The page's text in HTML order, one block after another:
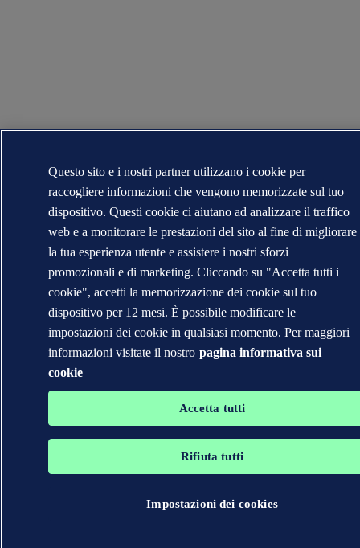
Questo sito e i nostri partner utilizzano i cookie per
raccogliere informazioni che vengono memorizzate sul tuo
dispositivo. Questi cookie ci aiutano ad analizzare il traffico
web e a monitorare le prestazioni del sito al fine di migliorare
la tua esperienza utente e assistere i nostri sforzi
promozionali e di marketing. Cliccando su "Accetta tutti i
cookie", accetti la memorizzazione dei cookie sul tuo
dispositivo per 12 mesi. È possibile modificare le
impostazioni dei cookie in qualsiasi momento. Per maggiori
informazioni visitate il nostro pagina informativa sui
cookie
Accetta tutti
Rifiuta tutti
Impostazioni dei cookies